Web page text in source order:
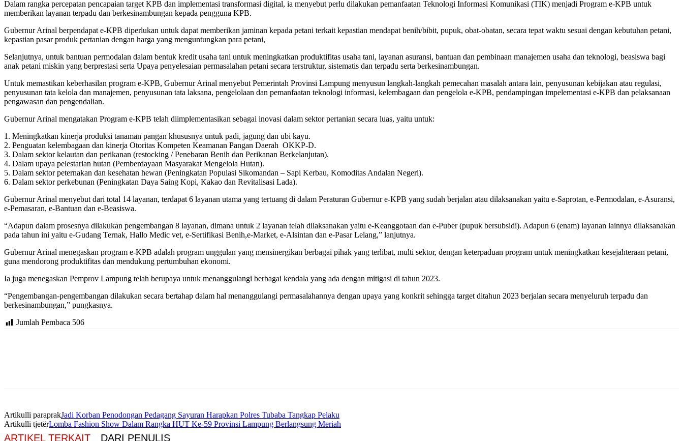
Dalam rangka percepatan pencapaian target KPB dan implementasi transformasi digital, ia menyebut perlu dilakukan pemanfaatan Teknologi Informasi Komunikasi (TIK) menjadi Program e-KPB untuk
memberikan layanan terpadu dan berkesinambungan kepada pengguna KPB.
Gubernur Arinal berpendapat e-KPB diperlukan untuk dapat memberikan jaminan kepada petani terkait kepastian mendapat benih/bibit, pupuk, obat-obatan, secara tepat waktu sesuai dengan kebutuhan petani,
kepastian pasar produk pertanian dengan harga yang menguntungkan para petani,
Selanjutnya, untuk bantuan permodalan dalam bentuk kredit usaha tani untuk meningkatkan produktifitas usaha tani, layanan asuransi, bantuan dan pembinaan manajemen usaha dan teknologi, beasiswa bagi
anak petani miskin yang berprestasi serta Upaya penyelesaian permasalahan petani secara terstruktur, sistematis dan terpadu serta berkesinambungan.
Untuk memastikan keberhasilan program e-KPB, Gubernur Arinal menyebut Pemerintah Provinsi Lampung menyusun langkah-langkah pemecahan masalah antara lain, penyusunan kebijakan atau regulasi,
penyusunan tata kelola dan manajemen, penyusunan tata laksana, pengelolaan dan pemanfaatan teknologi informasi, kelembagaan dan pengelola e-KPB, pendampingan impelementasi e-KPB dan pelaksanaan
pengawasan dan pengendalian.
Gubernur Arinal mengatakan Program e-KPB telah diimplementasikan sebagai inovasi dalam sektor pertanian secara luas, yaitu untuk:
1. Meningkatkan kinerja produksi tanaman pangan khususnya untuk padi, jagung dan ubi kayu.
2. Penguatan kelembagaan dan kinerja Otoritas Kompeten Keamanan Pangan Daerah OKKP-D.
3. Dalam sektor kelautan dan perikanan (restocking / Penebaran Benih dan Perikanan Berkelanjutan).
4. Dalam upaya pelestarian hutan (Pemberdayaan Masyarakat Mengelola Hutan).
5. Dalam sektor peternakan dan kesehatan hewan (Peningkatan Populasi Sikomandan – Sapi Kerbau, Komoditas Andalan Negeri).
6. Dalam sektor perkebunan (Peningkatan Daya Saing Kopi, Kakao dan Revitalisasi Lada).
Gubernur Arinal menyebut dari total 14 layanan, terdapat 6 layanan utama yang tertuang di dalam Peraturan Gubernur e-KPB yang sudah berjalan atau dilaksanakan yaitu e-Saprotan, e-Permodalan, e-Asuransi,
e-Pemasaran, e-Bantuan dan e-Beasiswa.
“Adapun dalam prosesnya dilakukan pengembangan 8 layanan, dimana untuk 2 layanan telah dilaksanakan yaitu e-Keanggotaan dan e-Puber (pupuk bersubsidi). Adapun 6 (enam) layanan lainnya dilaksanakan
pada tahun ini yaitu e-Gudang Ternak, Hallo Medic vet, e-Sertifikasi Benih,e-Market, e-Alsintan dan e-Pasar Lelang,” lanjutnya.
Gubernur Arinal menegaskan program e-KPB adalah program unggulan yang mensinergikan berbagai pihak yang terlibat, multi sektor, dengan keterpaduan program untuk meningkatkan kesejahteraan petani,
guna mendorong produktifitas dan mendukung pertumbuhan ekonomi.
Ia juga menegaskan Pemprov Lampung telah berupaya untuk menanggulangi berbagai kendala yang ada dengan mitigasi di tahun 2023.
“Pengembangan-pengembangan dilakukan secara bertahap dalam hal menanggulangi permasalahannya dengan upaya yang konkrit sehingga target ditahun 2023 berjalan secara menyeluruh terpadu dan
berkesinambungan,” pungkasnya.
Jumlah Pembaca 506
Artikulli paraprakJadi Korban Penodongan Pedagang Sayuran Harapkan Polres Tubaba Tangkap Pelaku
Artikulli tjetërLomba Fashion Show Dalam Rangka HUT Ke-59 Provinsi Lampung Berlangsung Meriah
ARTIKEL TERKAIT DARI PENULIS